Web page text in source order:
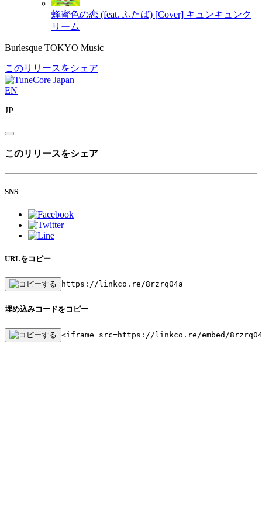
蜂蜜色の恋 (feat. ふたば) [Cover] キュンキュンク
リーム
Burlesque TOKYO Music
このリリースをシェア
EN
JP
このリリースをシェア
SNS
URLをコピー
https://linkco.re/8rzrq04a
埋め込みコードをコピー
<iframe src=https://linkco.re/embed/